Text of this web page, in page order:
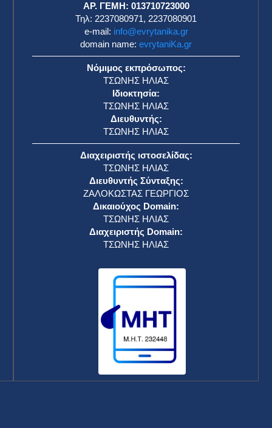
ΑΡ. ΓΕΜΗ: 013710723000
Τηλ: 2237080971, 2237080901
e-mail: info@evrytanika.gr
domain name: evrytaniKa.gr
Νόμιμος εκπρόσωπος:
ΤΣΩΝΗΣ ΗΛΙΑΣ
Ιδιοκτησία:
ΤΣΩΝΗΣ ΗΛΙΑΣ
Διευθυντής:
ΤΣΩΝΗΣ ΗΛΙΑΣ
Διαχειριστής ιστοσελίδας:
ΤΣΩΝΗΣ ΗΛΙΑΣ
Διευθυντής Σύνταξης:
ΖΑΛΟΚΩΣΤΑΣ ΓΕΩΡΓΙΟΣ
Δικαιούχος Domain:
ΤΣΩΝΗΣ ΗΛΙΑΣ
Διαχειριστής Domain:
ΤΣΩΝΗΣ ΗΛΙΑΣ